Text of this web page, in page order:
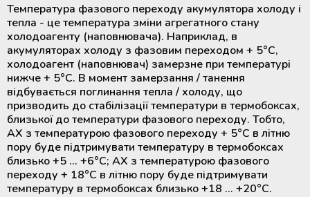
Температура фазового переходу акумулятора холоду і
тепла - це температура зміни агрегатного стану
холодоагенту (наповнювача). Наприклад, в
акумуляторах холоду з фазовим переходом + 5°С,
холодоагент (наповнювач) замерзне при температурі
нижче + 5°С. В момент замерзання / танення
відбувається поглинання тепла / холоду, що
призводить до стабілізації температури в термобоксах,
близької до температури фазового переходу. Тобто,
АХ з температурою фазового переходу + 5°С в літню
пору буде підтримувати температуру в термобоксах
близько +5 ... +6°С; АХ з температурою фазового
переходу + 18°С в літню пору буде підтримувати
температуру в термобоксах близько +18 ... +20°С.